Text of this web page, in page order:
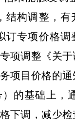
结构调整，有
订专项价格调
项调整《关
项目价格的
）的基础上，
下调，减少检